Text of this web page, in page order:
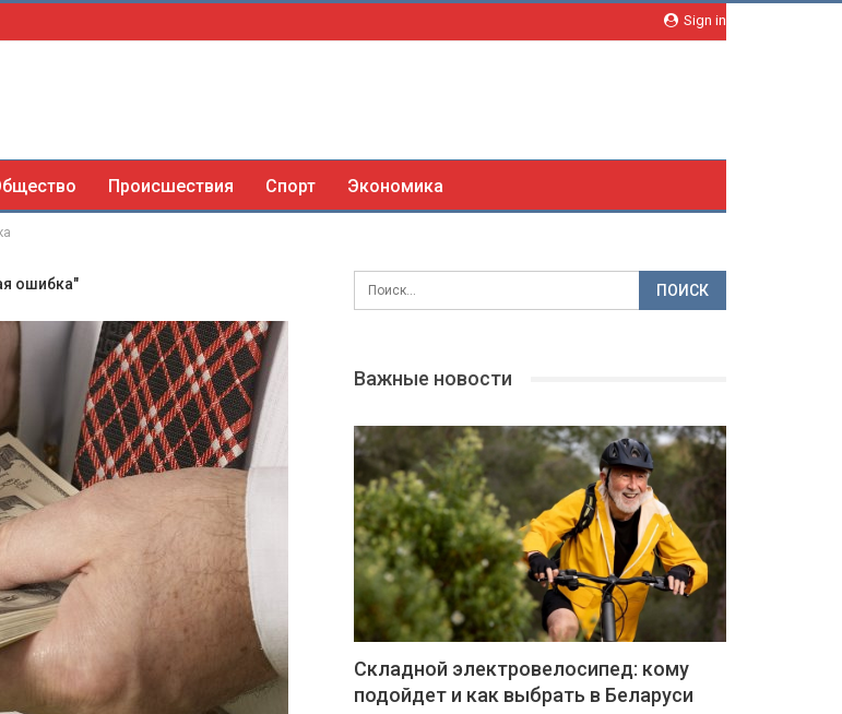
Sign in
Происшествия Спорт Экономика
ошибка"
Важные новости
Складной электровелосипед: кому
подойдет и как выбрать в Беларуси